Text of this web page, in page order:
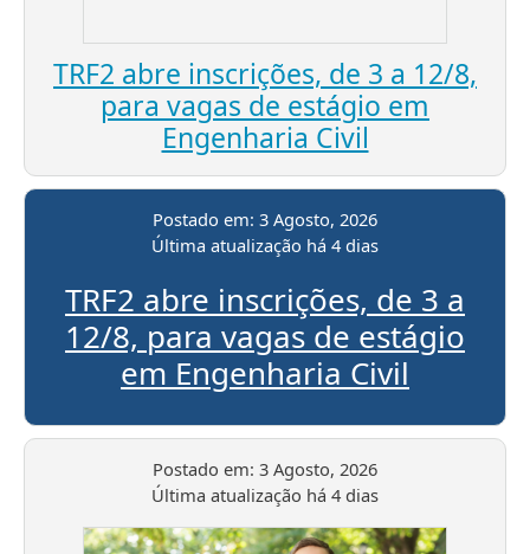
TRF2 abre inscrições, de 3 a 12/8,
para vagas de estágio em
Engenharia Civil
Postado em: 3 Agosto, 2026
Última atualização há 4 dias
TRF2 abre inscrições, de 3 a
12/8, para vagas de estágio
em Engenharia Civil
Postado em: 3 Agosto, 2026
Última atualização há 4 dias